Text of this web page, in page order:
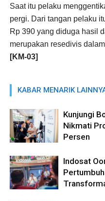
Saat itu pelaku
pergi. Dari tangan pelaku
Rp 390 yang diduga hasil
merupakan resedivis
[KM-03]
KABAR MENARIK
Kunjungi
Nikmati
Persen
Indosat